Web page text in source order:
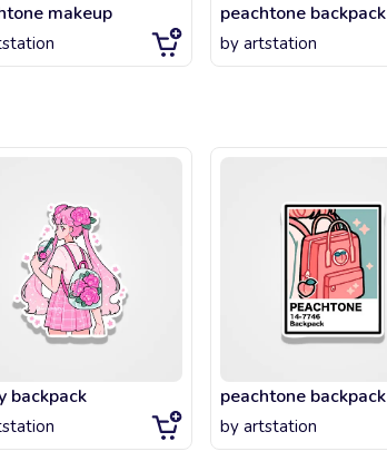
makeup peachtone backpack
by artstation
backpack peachtone backpack
by artstation